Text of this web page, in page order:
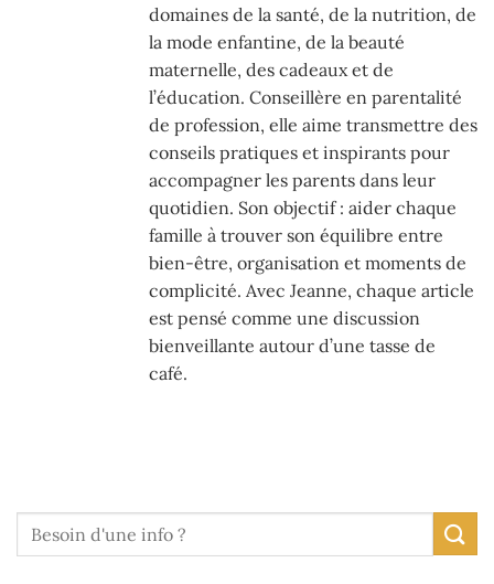
domaines de la santé, de la nutrition, de
la mode enfantine, de la beauté
maternelle, des cadeaux et de
l’éducation. Conseillère en parentalité
de profession, elle aime transmettre des
conseils pratiques et inspirants pour
accompagner les parents dans leur
quotidien. Son objectif : aider chaque
famille à trouver son équilibre entre
bien-être, organisation et moments de
complicité. Avec Jeanne, chaque article
est pensé comme une discussion
bienveillante autour d’une tasse de
café.